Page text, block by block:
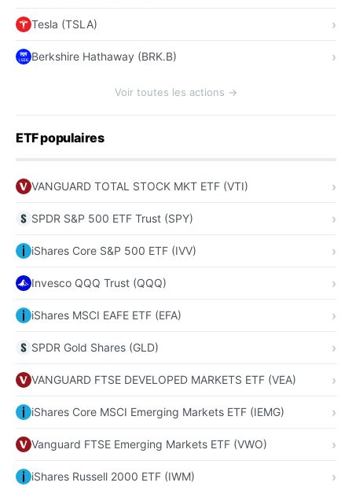
Tesla (TSLA)
Berkshire Hathaway (BRK.B)
Voir toutes les actions →
ETF populaires
VANGUARD TOTAL STOCK MKT ETF (VTI)
SPDR S&P 500 ETF Trust (SPY)
iShares Core S&P 500 ETF (IVV)
Invesco QQQ Trust (QQQ)
iShares MSCI EAFE ETF (EFA)
SPDR Gold Shares (GLD)
VANGUARD FTSE DEVELOPED MARKETS ETF (VEA)
iShares Core MSCI Emerging Markets ETF (IEMG)
Vanguard FTSE Emerging Markets ETF (VWO)
iShares Russell 2000 ETF (IWM)